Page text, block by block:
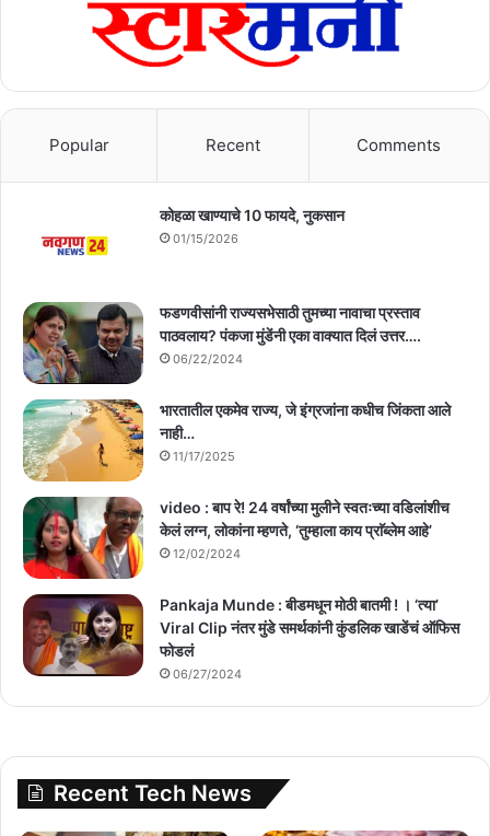
Popular Recent Comments
कोहळा खाण्याचे 10 फायदे, नुकसान
01/15/2026
फडणवीसांनी राज्यसभेसाठी तुमच्या नावाचा प्रस्ताव
पाठवलाय? पंकजा मुंडेंनी एका वाक्यात दिलं उत्तर….
06/22/2024
भारतातील एकमेव राज्य, जे इंग्रजांना कधीच जिंकता आले
नाही…
11/17/2025
video : बाप रे! 24 वर्षांच्या मुलीने स्वतःच्या वडिलांशीच
केलं लग्न, लोकांना म्हणते, ‘तुम्हाला काय प्राॅब्लेम आहे’
12/02/2024
Pankaja Munde : बीडमधून मोठी बातमी ! । ‘त्या’
Viral Clip नंतर मुंडे समर्थकांनी कुंडलिक खाडेंचं ऑफिस
फोडलं
06/27/2024
Recent Tech News